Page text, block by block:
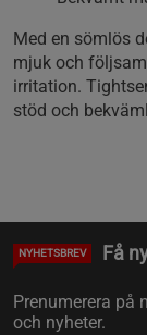
Med en sömlös
mjuk och
irritation.
stöd och
NYHETSBREV Få
Prenumerera på
och nyheter.